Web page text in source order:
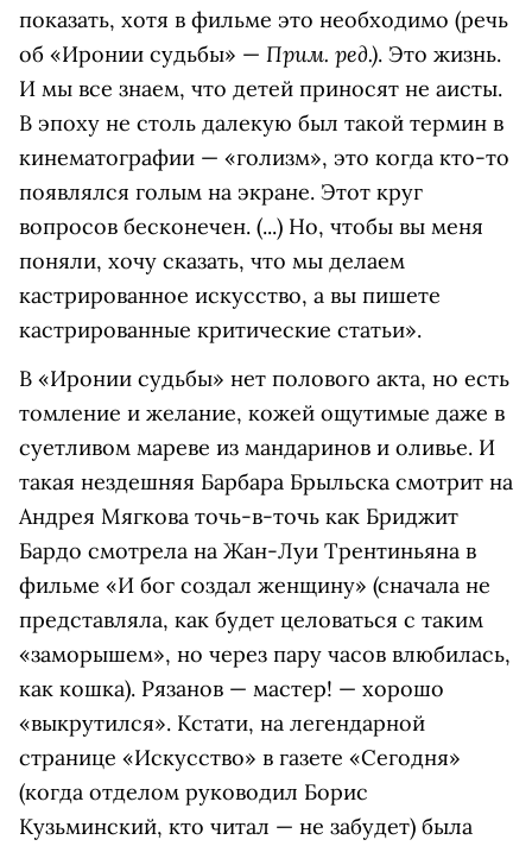
показать, хотя в фильме это необходимо (речь
об «Иронии судьбы» — Прим. ред.). Это жизнь.
И мы все знаем, что детей приносят не аисты.
В эпоху не столь далекую был такой термин в
кинематографии — «голизм», это когда кто-то
появлялся голым на экране. Этот круг
вопросов бесконечен. (...) Но, чтобы вы меня
поняли, хочу сказать, что мы делаем
кастрированное искусство, а вы пишете
кастрированные критические статьи».
В «Иронии судьбы» нет полового акта, но есть
томление и желание, кожей ощутимые даже в
суетливом мареве из мандаринов и оливье. И
такая нездешняя Барбара Брыльска смотрит на
Андрея Мягкова точь-в-точь как Бриджит
Бардо смотрела на Жан-Луи Трентиньяна в
фильме «И бог создал женщину» (сначала не
представляла, как будет целоваться с таким
«заморышем», но через пару часов влюбилась,
как кошка). Рязанов — мастер! — хорошо
«выкрутился». Кстати, на легендарной
странице «Искусство» в газете «Сегодня»
(когда отделом руководил Борис
Кузьминский, кто читал — не забудет) была